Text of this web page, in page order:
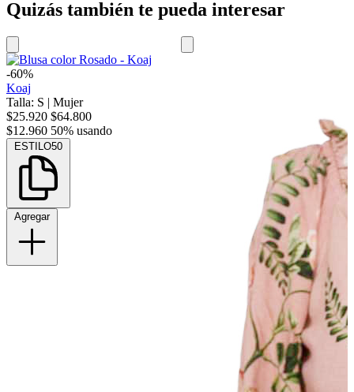
Quizás también te pueda interesar
-60%
Koaj
Talla: S | Mujer
$25.920 $64.800
$12.960 50% usando
ESTILO50
Agregar